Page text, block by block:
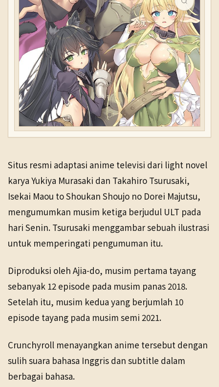
Situs resmi adaptasi anime televisi dari light novel
karya Yukiya Murasaki dan Takahiro Tsurusaki,
Isekai Maou to Shoukan Shoujo no Dorei Majutsu,
mengumumkan musim ketiga berjudul ULT pada
hari Senin. Tsurusaki menggambar sebuah ilustrasi
untuk memperingati pengumuman itu.
Diproduksi oleh Ajia-do, musim pertama tayang
sebanyak 12 episode pada musim panas 2018.
Setelah itu, musim kedua yang berjumlah 10
episode tayang pada musim semi 2021.
Crunchyroll menayangkan anime tersebut dengan
sulih suara bahasa Inggris dan subtitle dalam
berbagai bahasa.